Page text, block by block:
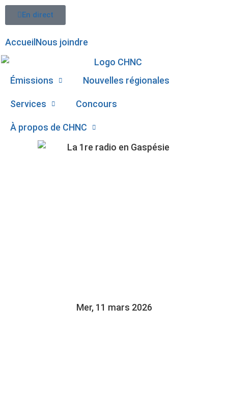
En direct
Accueil Nous joindre
Émissions Nouvelles régionales
Services Concours
À propos de CHNC
Mer, 11 mars 2026